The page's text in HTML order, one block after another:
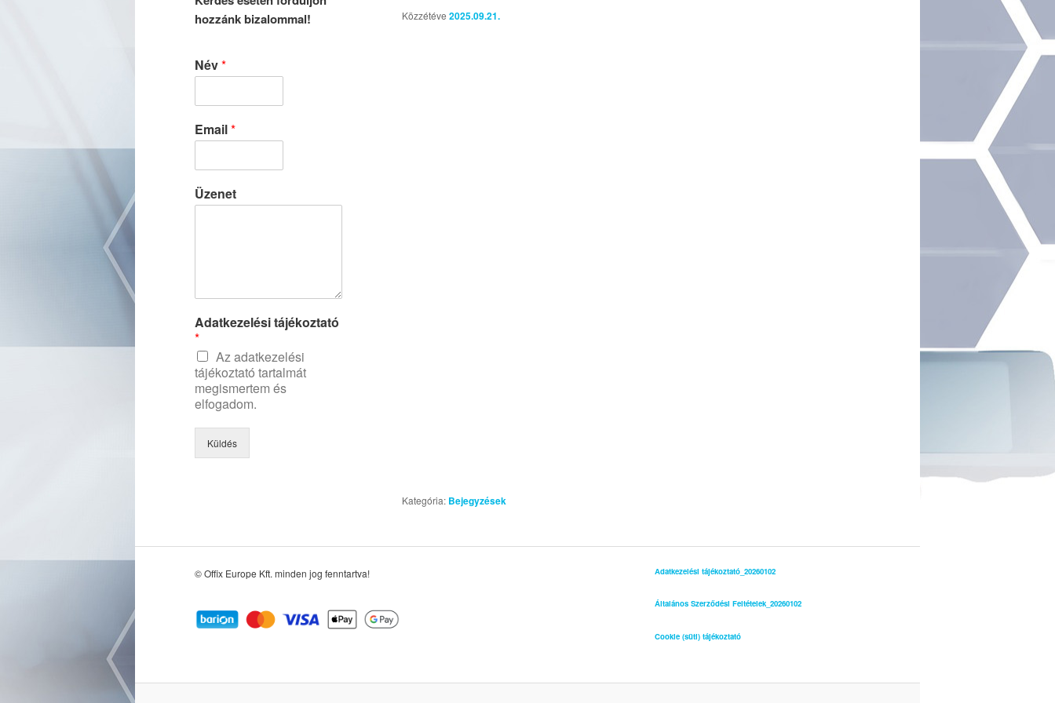
Közzétéve 2025.09.21.
Kategória: Bejegyzések
hozzánk bizalommal!
Név*
Email*
Üzenet
Adatkezelési tájékoztató
*
Az adatkezelési
tájékoztató tartalmát
megismertem és
elfogadom.
Küldés
© Offix Europe Kft. minden jog fenntartva! Adatkezelési tájékoztató_20260102
Általános Szerződési Feltételek_20260102
Cookie (süti) tájékoztató